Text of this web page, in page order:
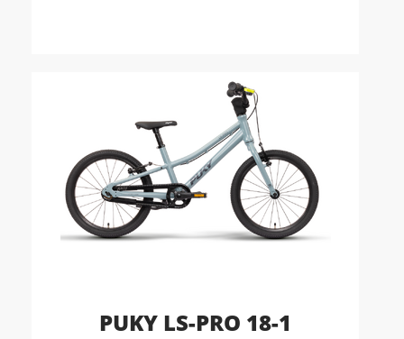
PUKY LS-PRO 18-1